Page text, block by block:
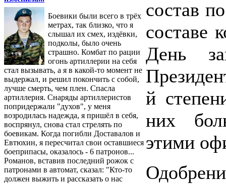
Боевики были всего в трёх
метрах, так близко, что я
слышал их смех, издёвки,
подколы, было очень
страшно. Комбат по рации
огонь артиллерии на себя
стал вызывать, а я в какой-то момент не
выдержал, и решил покончить с собой,
лучше смерть, чем плен. Спасла
артиллерия. Снаряды артиллеристов
попридержали "духов", у меня
возродилась надежда, я пришёл в себя,
воспрянул, снова стал стрелять по
боевикам. Когда погибли Доставалов и
Евтюхин, я пересчитал свои оставшиеся
боеприпасы, оказалось - 6 патронов...
Романов, вставив последний рожок с
патронами в автомат, сказал: "Кто-то
должен выжить и рассказать о нас
состав
составе
День
й
них
этими